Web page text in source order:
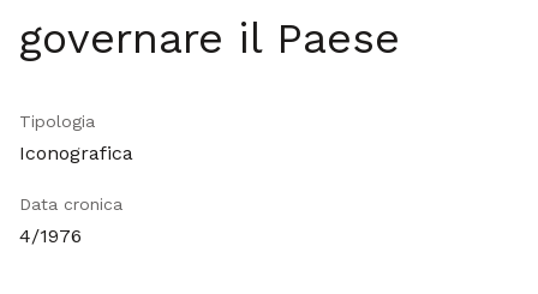
governare il Paese
Tipologia
Iconografica
Data cronica
4/1976